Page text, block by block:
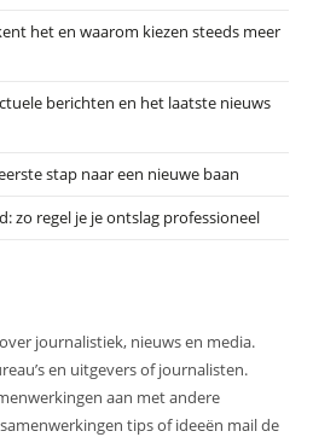
het en waarom kiezen steeds meer
berichten en het laatste nieuws
stap naar een nieuwe baan
zo regel je je ontslag professioneel
journalistiek, nieuws en media.
en uitgevers of journalisten.
aan met andere
tips of ideeën mail de